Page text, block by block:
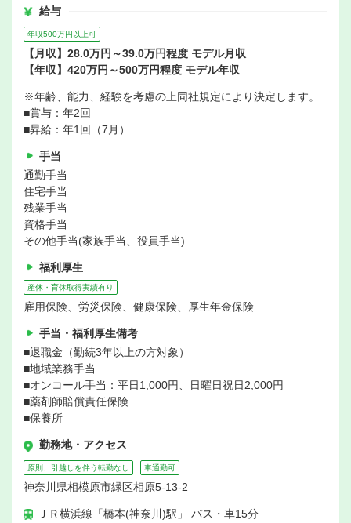
給与
年収500万円以上可
【月収】28.0万円～39.0万円程度 モデル月収
【年収】420万円～500万円程度 モデル年収
※年齢、能力、経験を考慮の上同社規定により決定します。
■賞与：年2回
■昇給：年1回（7月）
手当
通勤手当
住宅手当
残業手当
資格手当
その他手当(家族手当、役員手当)
福利厚生
産休・育休取得実績有り
雇用保険、労災保険、健康保険、厚生年金保険
手当・福利厚生備考
■退職金（勤続3年以上の方対象）
■地域業務手当
■オンコール手当：平日1,000円、日曜日祝日2,000円
■薬剤師賠償責任保険
■保養所
勤務地・アクセス
原則、引越しを伴う転勤なし 車通勤可
神奈川県相模原市緑区相原5-13-2
ＪＲ横浜線「橋本(神奈川)駅」 バス・車15分